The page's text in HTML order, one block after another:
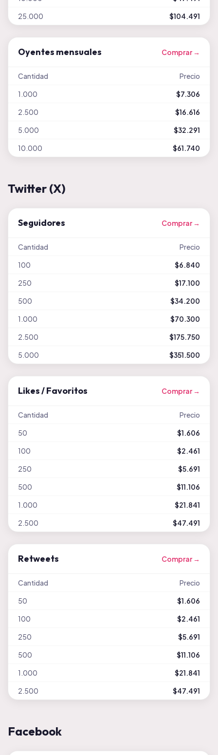
25.000 $104.491
Oyentes mensuales Comprar →
Cantidad Precio
1.000 $7.306
2.500 $16.616
5.000 $32.291
10.000 $61.740
Twitter (X)
Seguidores Comprar →
Cantidad Precio
100 $6.840
250 $17.100
500 $34.200
1.000 $70.300
2.500 $175.750
5.000 $351.500
Likes / Favoritos Comprar →
Cantidad Precio
50 $1.606
100 $2.461
250 $5.691
500 $11.106
1.000 $21.841
2.500 $47.491
Retweets Comprar →
Cantidad Precio
50 $1.606
100 $2.461
250 $5.691
500 $11.106
1.000 $21.841
2.500 $47.491
Facebook